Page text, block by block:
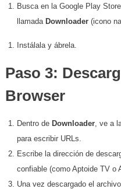
​Busca en la Google Play
llamada Downloader(icono
​Instálala y ábrela.
​Paso 3:
Browser
​Dentro de Downloader, ve a
para escribir URLs.
​Escribe la dirección de
confiable (como Aptoide TV o
​Una vez descargado el